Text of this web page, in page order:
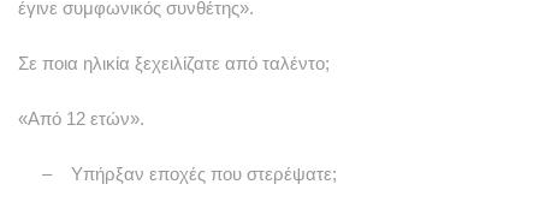
έγινε συμφωνικός συνθέτης».
Σε ποια ηλικία ξεχειλίζατε από ταλέντο;
«Από 12 ετών».
– Υπήρξαν εποχές που στερέψατε;